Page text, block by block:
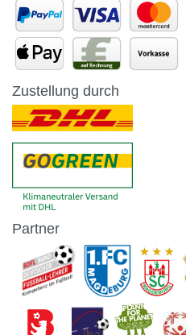
Zustellung durch
Partner